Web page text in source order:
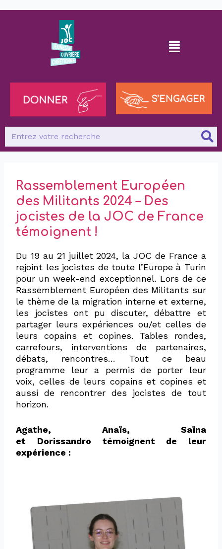
Rassemblement Européen
des Militants 2024 – Des
jocistes de la JOC de France
témoignent !
Du 19 au 21 juillet 2024, la JOC de France a
rejoint les jocistes de toute l’Europe à Turin
pour un week-end exceptionnel. Lors de ce
Rassemblement Européen des Militants sur
le thème de la migration interne et externe,
les jocistes ont pu discuter, débattre et
partager leurs expériences ou/et celles de
leurs copains et copines. Tables rondes,
carrefours, interventions de partenaires,
débats, rencontres… Tout ce beau
programme leur a permis de porter leur
voix, celles de leurs copains et copines et
aussi de rencontrer des jocistes de tout
horizon.
Agathe, Anaïs, Saïna
et Dorissandro témoignent de leur
expérience :